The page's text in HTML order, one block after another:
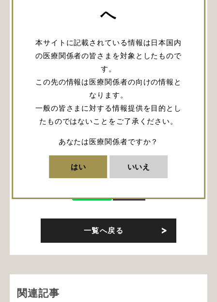
へ
本サイトに記載されている情報は日本国内
の医療関係者の皆さまを対象としたもので
す。
この先の情報は医療関係者の向けの情報と
なります。
一般の皆さまに対する情報提供を目的とし
たものではないことをご了承ください。
あなたは医療関係者ですか？
はい いいえ
て語っていただきました。
閲覧にはログインが必要です。
ログイン
の時。それでも腐らず教授へ
一覧へ戻る
関連記事